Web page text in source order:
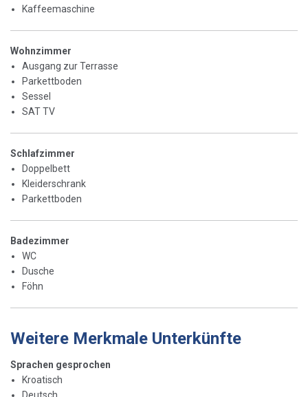
Kaffeemaschine
Wohnzimmer
Ausgang zur Terrasse
Parkettboden
Sessel
SAT TV
Schlafzimmer
Doppelbett
Kleiderschrank
Parkettboden
Badezimmer
WC
Dusche
Föhn
Weitere Merkmale Unterkünfte
Sprachen gesprochen
Kroatisch